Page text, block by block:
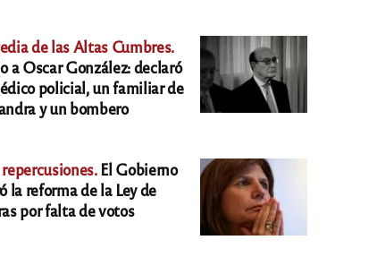
de las Altas Cumbres.
a Oscar González: declaró
policial, un familiar de
y un bombero
El Gobierno
la reforma de la Ley de
por falta de votos